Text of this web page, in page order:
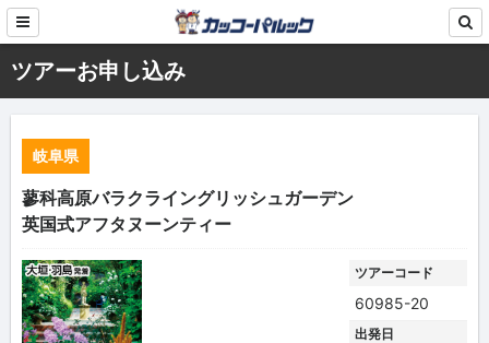
ツアーお申し込み
岐阜県
蓼科高原バラクライングリッシュガーデン
英国式アフタヌーンティー
ツアーコード
60985-20
出発日